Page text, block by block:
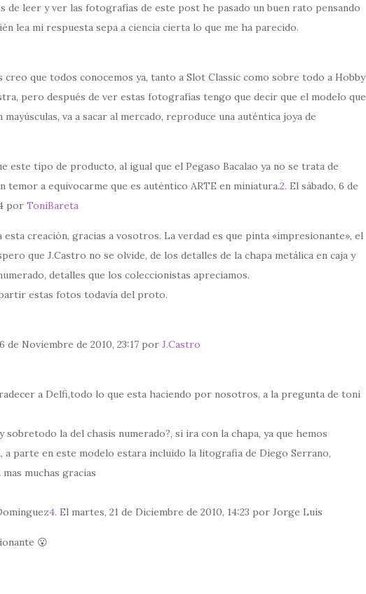
de leer y ver las fotografías de este post he pasado un buen rato pensando
lea mi respuesta sepa a ciencia cierta lo que me ha parecido.
creo que todos conocemos ya, tanto a Slot Classic como sobre todo a Hobby
pero después de ver estas fotografías tengo que decir que el modelo que
mayúsculas, va a sacar al mercado, reproduce una auténtica joya de
este tipo de producto, al igual que el Pegaso Bacalao ya no se trata de
temor a equivocarme que es auténtico ARTE en miniatura.2. El sábado, 6 de
por ToniBareta
creación, gracias a vosotros. La verdad es que pinta «impresionante», el
que J.Castro no se olvide, de los detalles de la chapa metálica en caja y
detalles que los coleccionistas apreciamos.
estas fotos todavía del proto.
de Noviembre de 2010, 23:17 por J.Castro
a Delfi,todo lo que esta haciendo por nosotros, a la pregunta de toni
sobretodo la del chasis numerado?, si ira con la chapa, ya que hemos
a parte en este modelo estara incluido la litografia de Diego Serrano,
muchas gracias
4. El martes, 21 de Diciembre de 2010, 14:23 por Jorge Luis
😮